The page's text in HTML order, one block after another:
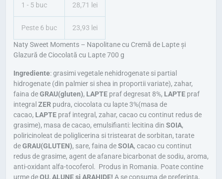
n
ț
a
l
a
f
o
s
t
u
e
t
e
s
t
e
:
2
1 - 5 buc 28,71 lei
Peste 6 buc 23,93 lei
Naty Sweet Moments – Napolitane cu Cremă de Lapte și
Glazură de Ciocolată cu Lapte 700 g
Ingrediente: grasimi vegetale nehidrogenate si partial
hidrogenate (din palmier si shea in proportii variate), zahar,
faina deGRAU(gluten), LAPTE praf degresat 8%, LAPTE praf
integralZER pudra, ciocolata cu lapte 3%(masa de
cacao, LAPTE praf integral, zahar, cacao cu continut redus de
grasime), masa de cacao, emulsifianti: lecitina din SOIA,
poliricinoleat de poliglicerina si tristearat de sorbitan, tarate
deGRAU(GLUTEN), sare, faina deSOIA, cacao cu continut
redus de grasime, agent de afanare bicarbonat de sodiu, aroma,
anti-oxidant alfa-tocoferol. Produs in Romania. Poate contine
urme deOU, ALUNE si ARAHIDE! A se consuma de preferinta,